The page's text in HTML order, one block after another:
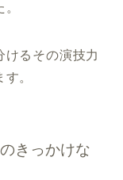
けるその演技力
。
きっかけな